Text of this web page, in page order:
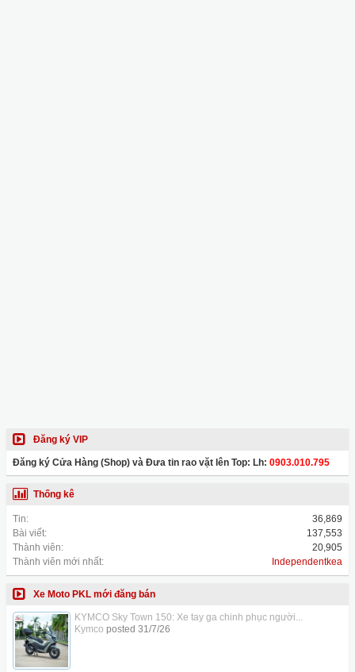
Đăng ký VIP
Đăng ký Cửa Hàng (Shop) và Đưa tin rao vặt lên Top: Lh: 0903.010.795
Thống kê
Tin:
36,869
Bài viết:
137,553
Thành viên:
20,905
Thành viên mới nhất:
Independentkea
Xe Moto PKL mới đăng bán
KYMCO Sky Town 150: Xe tay ga chinh phục người...
Kymco posted 31/7/26